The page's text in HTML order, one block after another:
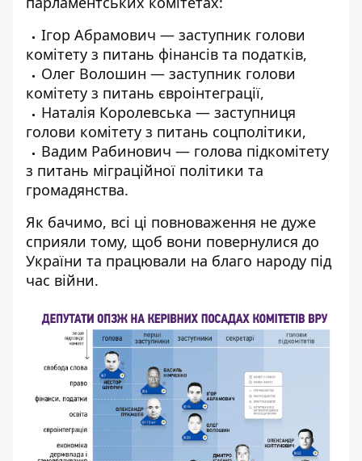
Ігор Абрамович — заступник голови
комітету з питань фінансів та податків,
Олег Волошин — заступник голови
комітету з питань євроінтеграції,
Наталія Королевська — заступниця
голови комітету з питань соцполітики,
Вадим Рабинович — голова підкомітету
з питань міграційної політики та
громадянства.
Як бачимо, всі ці повноваження не дуже
сприяли тому, щоб вони повернулися до
України та працювали на благо народу під
час війни.